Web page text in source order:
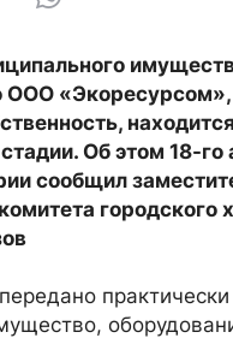
ООО «Экоресурсом»,
Об этом 18-го
сообщил
городского
практически